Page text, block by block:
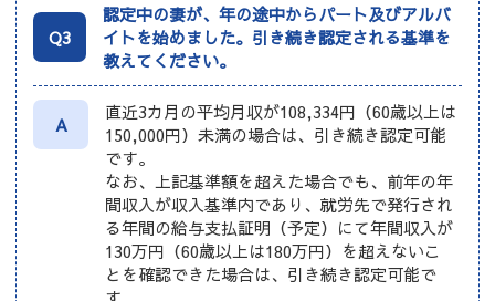
Q3
認定中の妻が、年の途中からパート及びアルバ
イトを始めました。引き続き認定される基準を
教えてください。
A
直近3カ月の平均月収が108,334円（60歳以上は
150,000円）未満の場合は、引き続き認定可能
です。
なお、上記基準額を超えた場合でも、前年の年
間収入が収入基準内であり、就労先で発行され
る年間の給与支払証明（予定）にて年間収入が
130万円（60歳以上は180万円）を超えないこ
とを確認できた場合は、引き続き認定可能で